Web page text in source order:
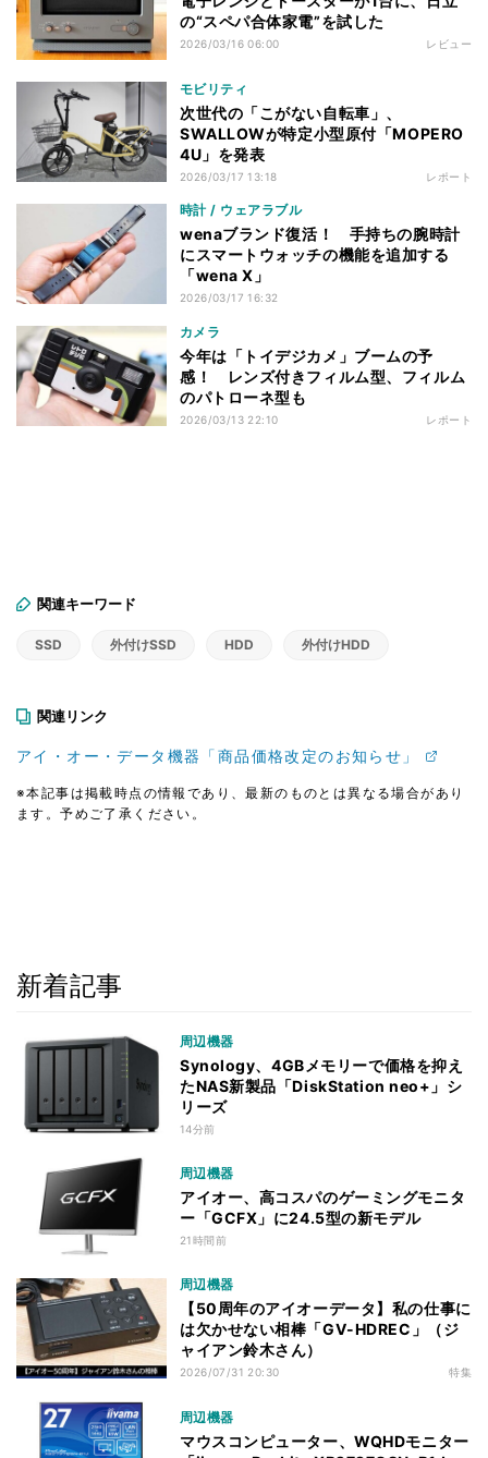
の“スペパ合体家電”を試した
2026/03/16 06:00 レビュー
モビリティ
次世代の「こがない自転車」、
SWALLOWが特定小型原付「MOPERO
4U」を発表
2026/03/17 13:18 レポート
時計 / ウェアラブル
wenaブランド復活！ 手持ちの腕時計
にスマートウォッチの機能を追加する
「wena X」
2026/03/17 16:32
カメラ
今年は「トイデジカメ」ブームの予
感！ レンズ付きフィルム型、フィルム
のパトローネ型も
2026/03/13 22:10 レポート
関連キーワード
SSD 外付けSSD HDD 外付けHDD
関連リンク
アイ・オー・データ機器「商品価格改定のお知らせ」
※本記事は掲載時点の情報であり、最新のものとは異なる場合があり
ます。予めご了承ください。
新着記事
周辺機器
Synology、4GBメモリーで価格を抑え
たNAS新製品「DiskStation neo+」シ
リーズ
14分前
周辺機器
アイオー、高コスパのゲーミングモニタ
ー「GCFX」に24.5型の新モデル
21時間前
周辺機器
【50周年のアイオーデータ】私の仕事に
は欠かせない相棒「GV-HDREC」（ジ
ャイアン鈴木さん）
2026/07/31 20:30 特集
周辺機器
マウスコンピューター、WQHDモニター